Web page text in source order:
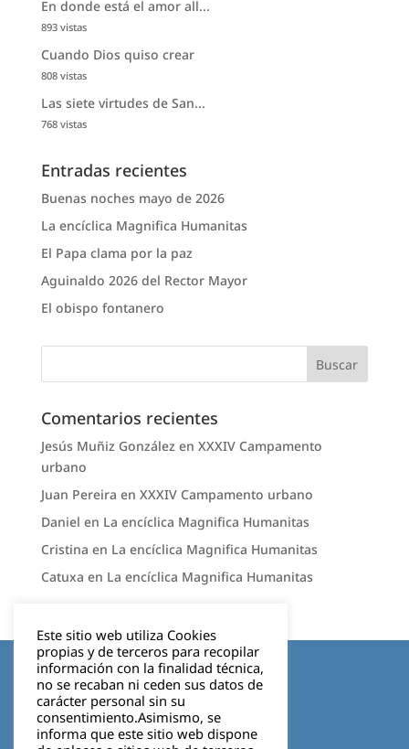
En donde está el amor all...
893 vistas
Cuando Dios quiso crear
808 vistas
Las siete virtudes de San...
768 vistas
Entradas recientes
Buenas noches mayo de 2026
La encíclica Magnifica Humanitas
El Papa clama por la paz
Aguinaldo 2026 del Rector Mayor
El obispo fontanero
Comentarios recientes
Jesús Muñiz González en XXXIV Campamento
urbano
Juan Pereira en XXXIV Campamento urbano
Daniel en La encíclica Magnifica Humanitas
Cristina en La encíclica Magnifica Humanitas
Catuxa en La encíclica Magnifica Humanitas
Aviso legal
Política de privacidad
Cookies
Este sitio web utiliza Cookies
propias y de terceros para recopilar
información con la finalidad técnica,
no se recaban ni ceden sus datos de
carácter personal sin su
consentimiento.Asimismo, se
informa que este sitio web dispone